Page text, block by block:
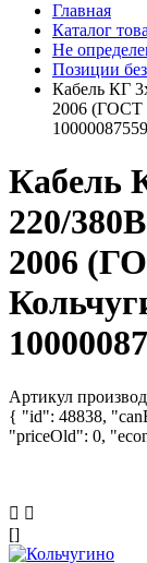
Главная
Каталог
Не
Позиции
Кабель КГ
2006 (ГОСТ
Кабель
220/
2006
Артикул
{ "id": 48838,
"priceOld": 0,
[]